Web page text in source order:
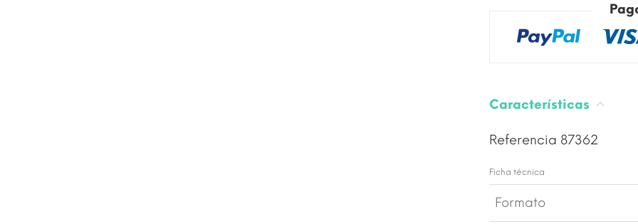
Características
Referencia 87362
Ficha técnica
Formato